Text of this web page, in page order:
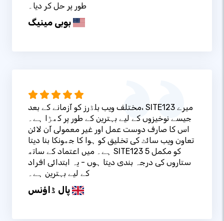
طور پر حل کر دیا۔
بوبی مینیگ
مختلف ویب بلڈرز کو آزمانے کے بعد، SITE123 میرے
جیسے نوخیزوں کے لیے بہترین کے طور پر کھڑا ہے۔
اس کا صارف دوست عمل اور غیر معمولی آن لائن
تعاون ویب سائٹ کی تخلیق کو ہوا کا جھونکا بنا دیتا
ہے۔ میں اعتماد کے ساتھ SITE123 کو مکمل 5
ستاروں کی درجہ بندی دیتا ہوں - یہ ابتدائی افراد
کے لیے بہترین ہے۔
پال ڈاؤنس